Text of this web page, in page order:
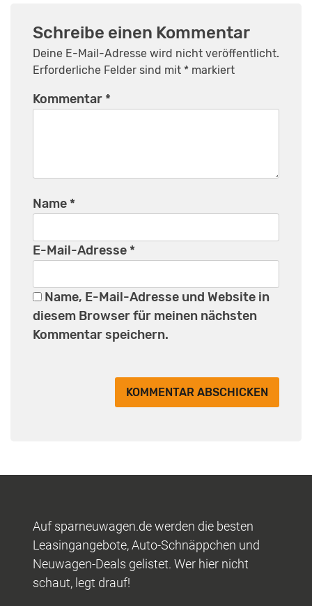
Schreibe einen Kommentar
Deine E-Mail-Adresse wird nicht veröffentlicht.
Erforderliche Felder sind mit * markiert
Kommentar *
Name *
E-Mail-Adresse *
Name, E-Mail-Adresse und Website in
diesem Browser für meinen nächsten
Kommentar speichern.
Auf sparneuwagen.de werden die besten
Leasingangebote, Auto-Schnäppchen und
Neuwagen-Deals gelistet. Wer hier nicht
schaut, legt drauf!